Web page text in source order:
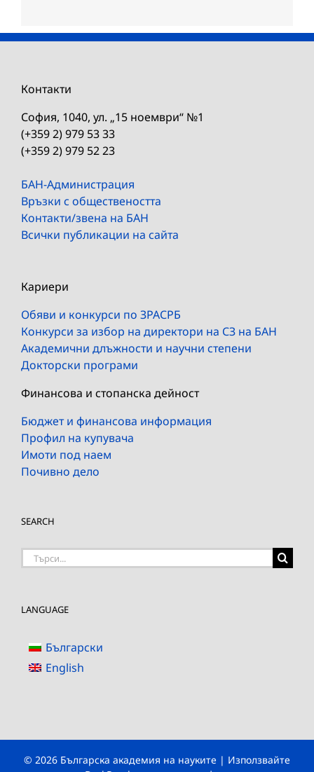
Контакти
София, 1040, ул. „15 ноември“ №1
(+359 2) 979 53 33
(+359 2) 979 52 23
БАН-Администрация
Връзки с обществеността
Контакти/звена на БАН
Всички публикации на сайта
Кариери
Обяви и конкурси по ЗРАСРБ
Конкурси за избор на директори на СЗ на БАН
Академични длъжности и научни степени
Докторски програми
Финансова и стопанска дейност
Бюджет и финансова информация
Профил на купувача
Имоти под наем
Почивно дело
SEARCH
Търсене
LANGUAGE
Български
English
© 2026 Българска академия на науките | Използвайте